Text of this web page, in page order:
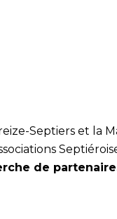
Septiers et la
de